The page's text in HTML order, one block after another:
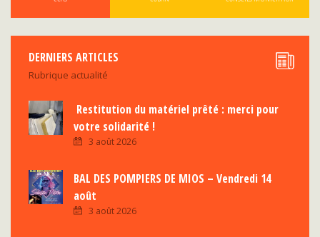
DERNIERS ARTICLES
Rubrique actualité
Restitution du matériel prêté : merci pour
votre solidarité !
3 août 2026
BAL DES POMPIERS DE MIOS – Vendredi 14
août
3 août 2026